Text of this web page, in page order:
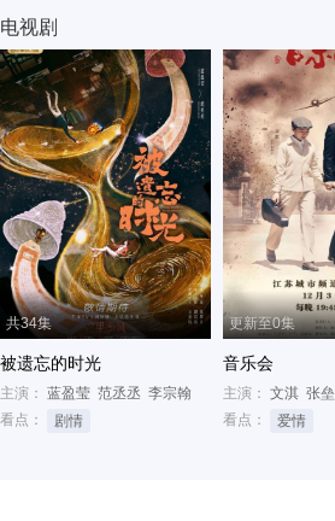
电视剧
共34集
被遗忘的时光
主演： 蓝盈莹 范丞丞 李宗翰
看点：
剧情
更新至0集
音乐会
主演： 文淇 张垒
看点：
爱情